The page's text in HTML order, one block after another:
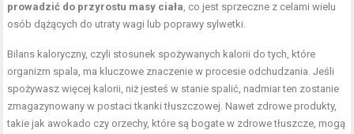
prowadzić do przyrostu masy ciała, co jest sprzeczne z celami wielu
osób dążących do utraty wagi lub poprawy sylwetki.
Bilans kaloryczny, czyli stosunek spożywanych kalorii do tych, które
organizm spala, ma kluczowe znaczenie w procesie odchudzania. Jeśli
spożywasz więcej kalorii, niż jesteś w stanie spalić, nadmiar ten zostanie
zmagazynowany w postaci tkanki tłuszczowej. Nawet zdrowe produkty,
takie jak awokado czy orzechy, które są bogate w zdrowe tłuszcze, mogą